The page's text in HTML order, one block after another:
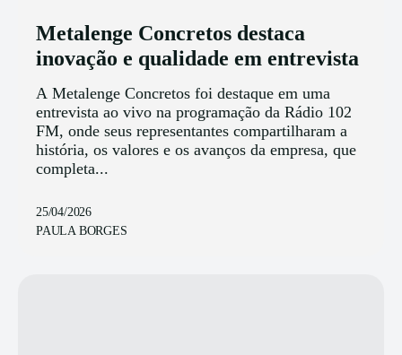
Metalenge Concretos destaca
inovação e qualidade em entrevista
A Metalenge Concretos foi destaque em uma
entrevista ao vivo na programação da Rádio 102
FM, onde seus representantes compartilharam a
história, os valores e os avanços da empresa, que
completa...
25/04/2026
PAULA BORGES